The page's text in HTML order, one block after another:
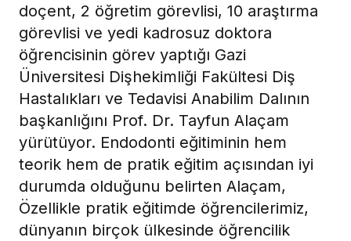
doçent, 2 öğretim görevlisi, 10 araştırma
görevlisi ve yedi kadrosuz doktora
öğrencisinin görev yaptığı Gazi
Üniversitesi Dişhekimliği Fakültesi Diş
Hastalıkları ve Tedavisi Anabilim Dalının
başkanlığını Prof. Dr. Tayfun Alaçam
yürütüyor. Endodonti eğitiminin hem
teorik hem de pratik eğitim açısından iyi
durumda olduğunu belirten Alaçam,
Özellikle pratik eğitimde öğrencilerimiz,
dünyanın birçok ülkesinde öğrencilik